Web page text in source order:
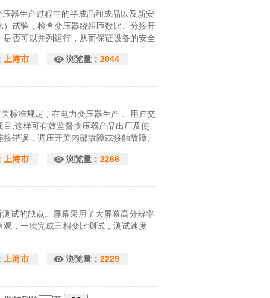
器生产过程中的半成品和成品以及新安
试验，检查变压器绕组匝数比、分接开
否可以并列运行，从而保证设备的安全
上海市 浏览量： 2044
标准规定，在电力变压器生产 、用户交
,这样可有效监督变压器产品出厂及使
错误，调压开关内部故障或接触故障。
高。
上海市 浏览量： 2266
试的缺点。屏幕采用了大屏幕高分辨率
，一次完成三相变比测试，测试速度
上海市 浏览量： 2229